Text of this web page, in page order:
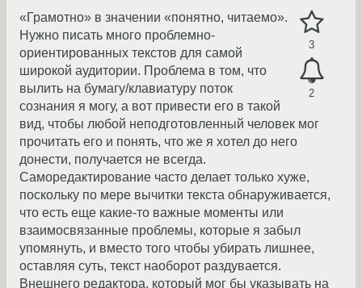
3
2
«Грамотно» в значении «понятно, читаемо».
Нужно писать много проблемно-
ориентированных текстов для самой
широкой аудитории. Проблема в том, что
вылить на бумагу/клавиатуру поток
сознания я могу, а вот привести его в такой
вид, чтобы любой неподготовленный человек мог
прочитать его и понять, что же я хотел до него
донести, получается не всегда.
Саморедактирование часто делает только хуже,
поскольку по мере вычитки текста обнаруживается,
что есть еще какие-то важные моменты или
взаимосвязанные проблемы, которые я забыл
упомянуть, и вместо того чтобы убирать лишнее,
оставляя суть, текст наоборот раздувается.
Внешнего редактора, который мог бы указывать на